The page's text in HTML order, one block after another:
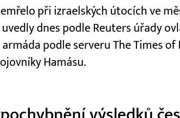
při izraelských útocích ve
dnes podle Reuters úřady
podle serveru The Times of
Hamásu.